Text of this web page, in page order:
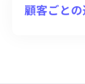
顧客ごと